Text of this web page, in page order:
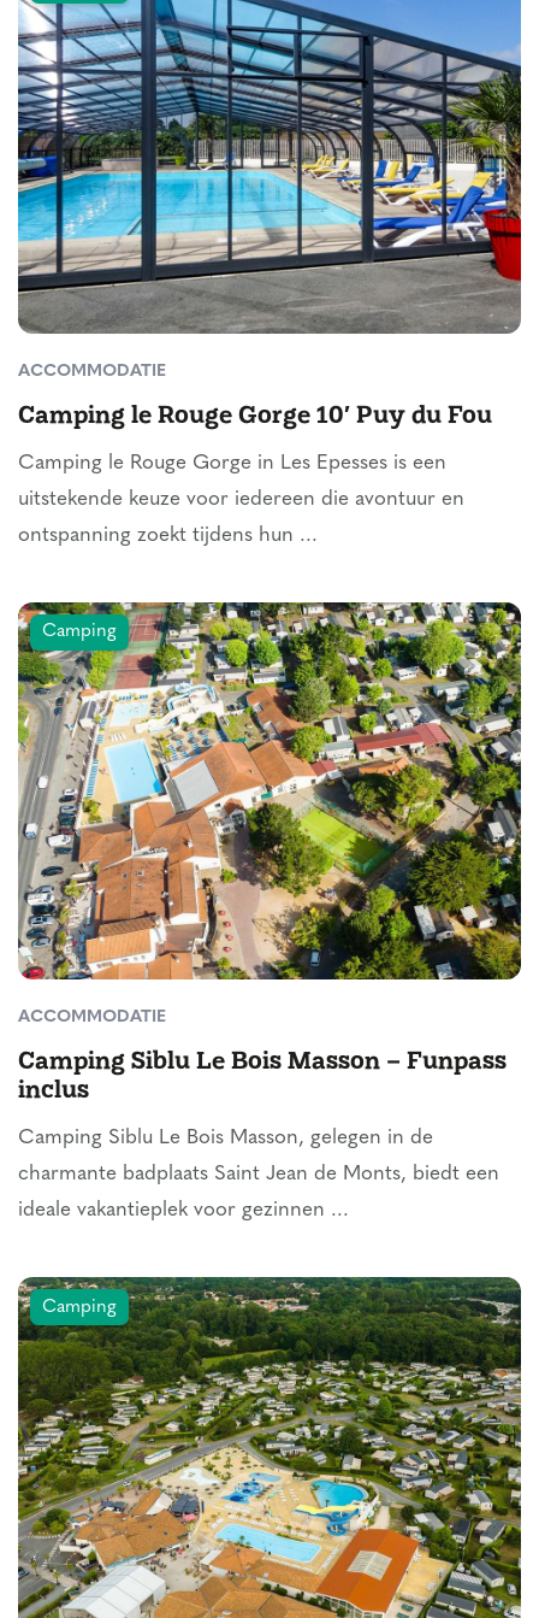
ACCOMMODATIE
Camping le Rouge Gorge 10′ Puy du Fou
Camping le Rouge Gorge in Les Epesses is een
uitstekende keuze voor iedereen die avontuur en
ontspanning zoekt tijdens hun ...
Camping
ACCOMMODATIE
Camping Siblu Le Bois Masson – Funpass
inclus
Camping Siblu Le Bois Masson, gelegen in de
charmante badplaats Saint Jean de Monts, biedt een
ideale vakantieplek voor gezinnen ...
Camping